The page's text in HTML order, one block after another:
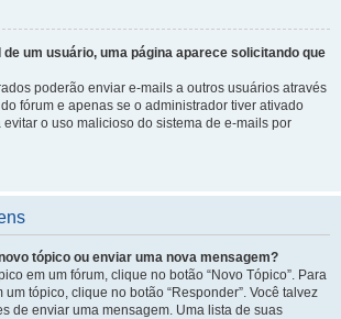
um usuário, uma página aparece solicitando que
poderão enviar e-mails a outros usuários através
fórum e apenas se o administrador tiver ativado
evitar o uso malicioso do sistema de e-mails por
tópico ou enviar uma nova mensagem?
em um fórum, clique no botão “Novo Tópico”. Para
tópico, clique no botão “Responder”. Você talvez
de enviar uma mensagem. Uma lista de suas